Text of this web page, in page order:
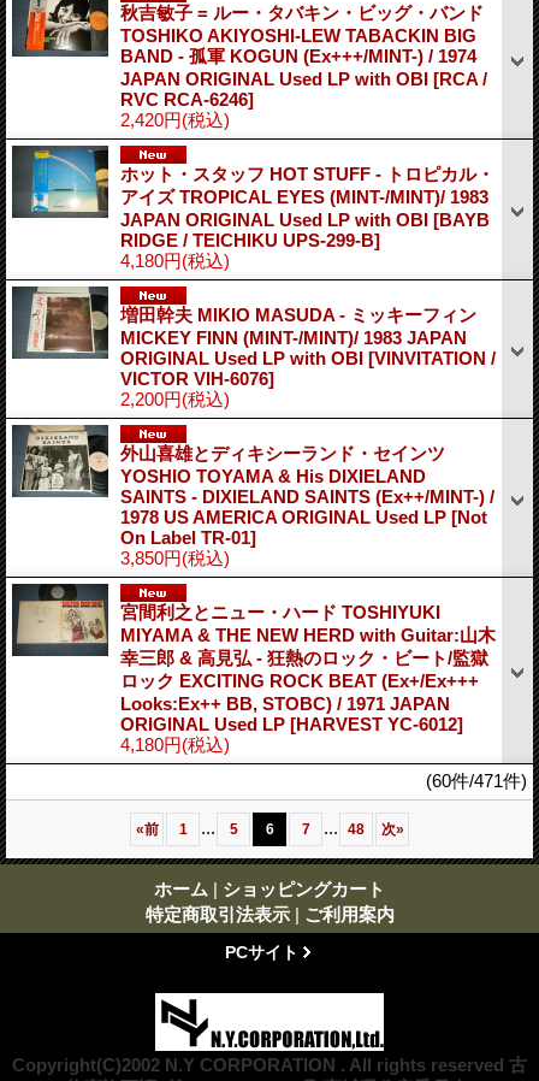
秋吉敏子 = ルー・タバキン・ビッグ・バンド
TOSHIKO AKIYOSHI-LEW TABACKIN BIG
BAND - 孤軍 KOGUN (Ex+++/MINT-) / 1974
JAPAN ORIGINAL Used LP with OBI [RCA /
RVC RCA-6246]
2,420円(税込)
ホット・スタッフ HOT STUFF - トロピカル・
アイズ TROPICAL EYES (MINT-/MINT)/ 1983
JAPAN ORIGINAL Used LP with OBI [BAYB
RIDGE / TEICHIKU UPS-299-B]
4,180円(税込)
増田幹夫 MIKIO MASUDA - ミッキーフィン
MICKEY FINN (MINT-/MINT)/ 1983 JAPAN
ORIGINAL Used LP with OBI [VINVITATION /
VICTOR VIH-6076]
2,200円(税込)
外山喜雄とディキシーランド・セインツ
YOSHIO TOYAMA & His DIXIELAND
SAINTS - DIXIELAND SAINTS (Ex++/MINT-) /
1978 US AMERICA ORIGINAL Used LP [Not
On Label TR-01]
3,850円(税込)
宮間利之とニュー・ハード TOSHIYUKI
MIYAMA & THE NEW HERD with Guitar:山木
幸三郎 & 高見弘 - 狂熱のロック・ビート/監獄
ロック EXCITING ROCK BEAT (Ex+/Ex+++
Looks:Ex++ BB, STOBC) / 1971 JAPAN
ORIGINAL Used LP [HARVEST YC-6012]
4,180円(税込)
(60件/471件)
«前 1 ... 5 6 7 ... 48 次»
ホーム | ショッピングカート
特定商取引法表示 | ご利用案内
PCサイト
Copyright(C)2002 N.Y CORPORATION . All rights reserved 古